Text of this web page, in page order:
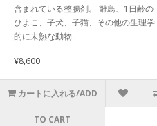
含まれている整腸剤。 雛鳥、1日齢の
ひよこ、子犬、子猫、その他の生理学
的に未熟な動物..
¥8,600
カートに入れる/ADD
TO CART